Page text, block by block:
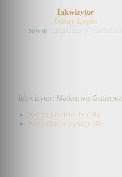
Inkwizytor
Ginny Lupin
sowa:
Inkwizytor: Matkenwis Gutierrez
Wszystkie dekrety (10)
Wszystkie wizytacje (0)